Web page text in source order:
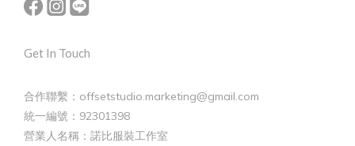
Get In Touch
合作聯繫：offsetstudio.marketing@gmail.com
統一編號：92301398
營業人名稱：諾比服裝工作室